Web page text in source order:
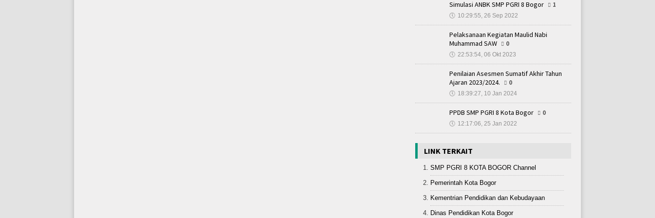
Simulasi ANBK SMP PGRI 8 Bogor 1
🕔 10:29:55, 26 Sep 2022
Pelaksanaan Kegiatan Maulid Nabi
Muhammad SAW
0
🕔 22:53:54, 06 Okt 2023
Penilaian Asesmen Sumatif Akhir Tahun
Ajaran 2023/2024.
0
🕔 18:39:27, 10 Jan 2024
PPDB SMP PGRI 8 Kota Bogor 0
🕔 12:17:06, 25 Jan 2022
LINK TERKAIT
SMP PGRI 8 KOTA BOGOR Channel
Pemerintah Kota Bogor
Kementrian Pendidikan dan Kebudayaan
Dinas Pendidikan Kota Bogor